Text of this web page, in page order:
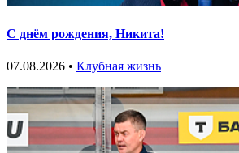
С днём рождения, Никита!
07.08.2026 • Клубная жизнь